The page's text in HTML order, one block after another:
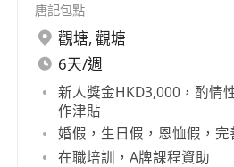
唐記包點
觀塘, 觀塘
6天/週
新人獎金HKD3,000，酌情
作津貼
婚假，生日假，恩恤假，完
在職培訓，A牌課程資助